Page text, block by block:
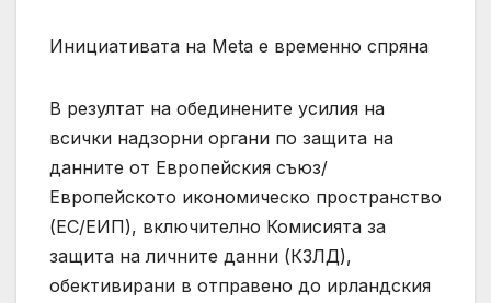
Инициативата на Meta е временно спряна
В резултат на обединените усилия на
всички надзорни органи по защита на
данните от Европейския съюз/
Европейското икономическо пространство
(ЕС/ЕИП), включително Комисията за
защита на личните данни (КЗЛД),
обективирани в отправено до ирландския